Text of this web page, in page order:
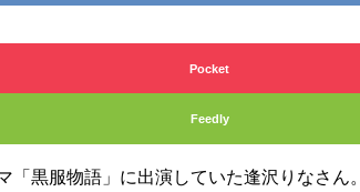
Pocket
Feedly
「黒服物語」に出演していた逢沢りなさん。